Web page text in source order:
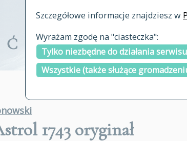
Szczegółowe informacje znajdziesz w
Wyrażam zgodę na "ciasteczka":
Tylko niezbędne do działania serwisu
Wszystkie (także służące
Ć E F G H I J K L Ł
1743 oryginał